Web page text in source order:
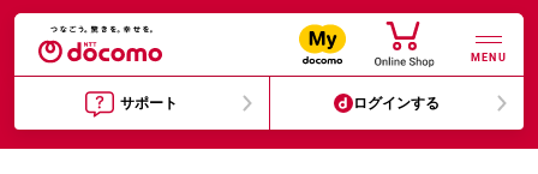
MENU
サポート ログインする